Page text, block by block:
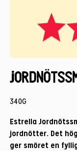
340G
Estrella
jordnötter. Det
ger smöret en